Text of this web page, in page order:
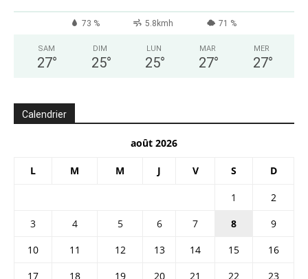
73 % 5.8kmh 71 %
SAM
27°
DIM
25°
LUN
25°
MAR
27°
MER
27°
Calendrier
août 2026
L M M J V S D
1
2
3
4 5 6 7 8
9
10
11 12 13 14 15
16
17
18 19 20 21 22
23